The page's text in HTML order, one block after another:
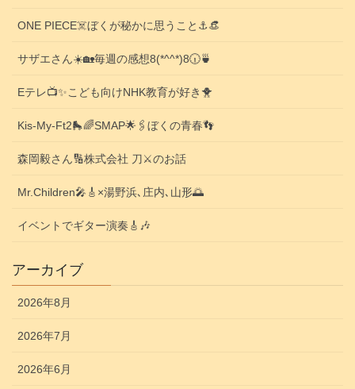
ONE PIECE☠️ぼくが秘かに思うこと⚓️👒
サザエさん☀️🏡毎週の感想8(*^^*)8🕡️🍵
Eテレ📺️✨こども向けNHK教育が好き🐥
Kis-My-Ft2🛼🌈SMAP🌟🖇️ぼくの青春👣
森岡毅さん🔢株式会社 刀⚔️のお話
Mr.Children🎤🎸×湯野浜､庄内､山形🌅
イベントでギター演奏🎸🎶
アーカイブ
2026年8月
2026年7月
2026年6月